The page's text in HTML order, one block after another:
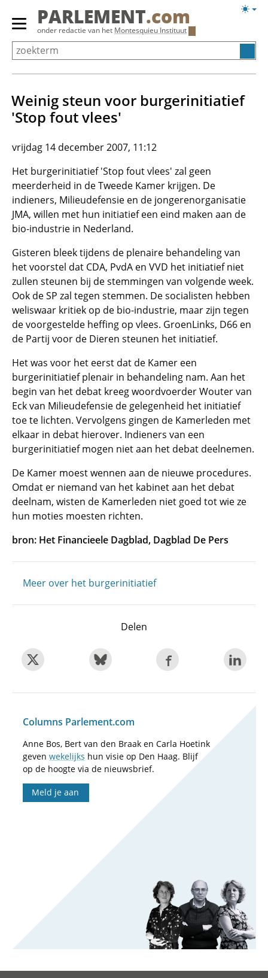
Overslaan
Primair
menu
tonen/verbergen
PARLEMENT.com
onder redactie van het Montesquieu Instituut
Weinig steun voor burgerinitiatief
'Stop fout vlees'
vrijdag 14 december 2007, 11:12
Het burgerinitiatief 'Stop fout vlees' zal geen
meerderheid in de Tweede Kamer krijgen. De
indieners, Milieudefensie en de jongerenorganisatie
JMA, willen met hun initiatief een eind maken aan de
bio-industrie in Nederland.
Gisteren bleek tijdens de plenaire behandeling van
het voorstel dat CDA, PvdA en VVD het initiatief niet
zullen steunen bij de stemmingen van volgende week.
Ook de SP zal tegen stemmen. De socialisten hebben
weliswaar kritiek op de bio-industrie, maar zijn tegen
de voorgestelde heffing op vlees. GroenLinks, D66 en
de Partij voor de Dieren steunen het initiatief.
Het was voor het eerst dat de Kamer een
burgerinitiatief plenair in behandeling nam. Aan het
begin van het debat kreeg woordvoerder Wouter van
Eck van Milieudefensie de gelegenheid het initiatief
toe te lichten. Vervolgens gingen de Kamerleden met
elkaar in debat hierover. Indieners van een
burgerinitiatief mogen niet aan het debat deelnemen.
De Kamer moest wennen aan de nieuwe procedures.
Omdat er niemand van het kabinet aan het debat
deelnam, wisten de Kamerleden niet goed tot wie ze
hun moties moesten richten.
bron: Het Financieele Dagblad, Dagblad De Pers
Meer over het burgerinitiatief
Delen
Columns Parlement.com
Anne Bos, Bert van den Braak en Carla Hoetink
geven wekelijks hun visie op Den Haag. Blijf
op de hoogte via de nieuwsbrief.
Meld je aan